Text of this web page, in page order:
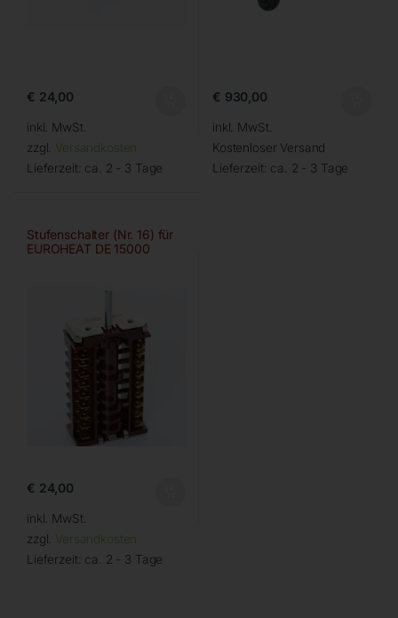
€ 24,00
inkl. MwSt.
zzgl. Versandkosten
Lieferzeit: ca. 2 - 3 Tage
€ 930,00
inkl. MwSt.
Kostenloser Versand
Lieferzeit: ca. 2 - 3 Tage
Stufenschalter (Nr. 16) für
EUROHEAT DE 15000
€ 24,00
inkl. MwSt.
zzgl. Versandkosten
Lieferzeit: ca. 2 - 3 Tage